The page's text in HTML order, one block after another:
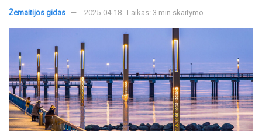
Žemaitijos gidas 2025-04-18 Laikas: 3 min skaitymo